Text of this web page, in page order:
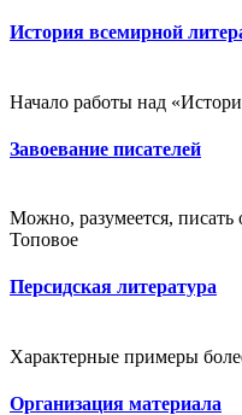
История всемирной
Начало работы над
Завоевание писателей
Можно, разумеется, писать
Топовое
Персидская литература
Характерные примеры
Организация материала